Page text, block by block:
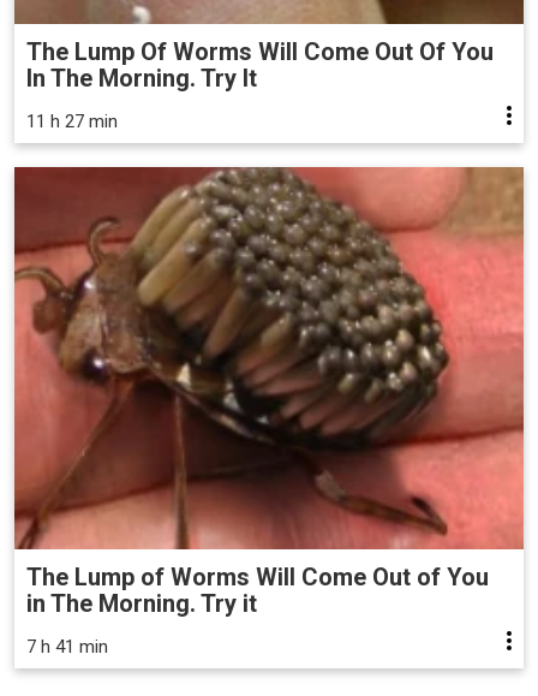
The Lump Of Worms Will Come Out Of You
In The Morning. Try It
11 h 27 min
The Lump of Worms Will Come Out of You
in The Morning. Try it
7 h 41 min